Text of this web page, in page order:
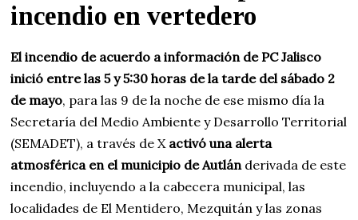
incendio en vertedero
El incendio de acuerdo a información de PC Jalisco
inició entre las 5 y 5:30 horas de la tarde del sábado 2
de mayo, para las 9 de la noche de ese mismo día la
Secretaría del Medio Ambiente y Desarrollo Territorial
(SEMADET), a través de X activó una alerta
atmosférica en el municipio de Autlán derivada de este
incendio, incluyendo a la cabecera municipal, las
localidades de El Mentidero, Mezquitán y las zonas